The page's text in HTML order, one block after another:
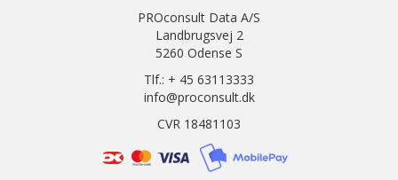
PROconsult Data A/S
Landbrugsvej 2
5260 Odense S
Tlf.: + 45 63113333
info@proconsult.dk
CVR 18481103